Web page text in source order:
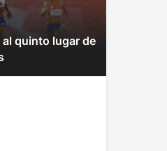
al quinto lugar de